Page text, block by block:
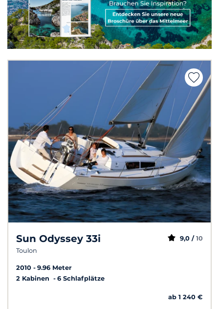
Sun Odyssey 33i
Toulon
9,0 / 10
2010
9.96 Meter
2 Kabinen
6 Schlafplätze
ab 1 240 €